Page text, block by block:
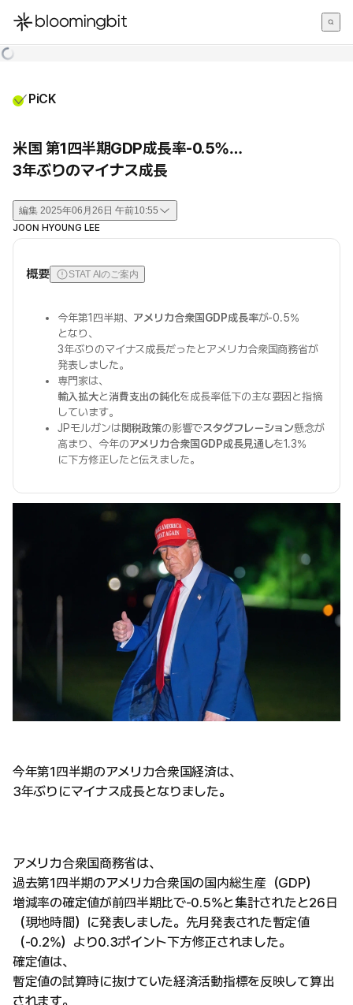
한국어
PiCK
米国 第1四半期GDP成長率-0.5%…
3年ぶりのマイナス成長
編集 2025年06月26日 午前10:55
JOON HYOUNG LEE
概要 STAT AIのご案内
今年第1四半期、 アメリカ合衆国GDP成長率が-0.5%
となり、
3年ぶりのマイナス成長だったとアメリカ合衆国商務省が
発表しました。
専門家は、
輸入拡大と消費支出の鈍化を成長率低下の主な要因と指摘
しています。
JPモルガンは関税政策の影響でスタグフレーション懸念が
高まり、今年のアメリカ合衆国GDP成長見通しを1.3%
に下方修正したと伝えました。
今年第1四半期のアメリカ合衆国経済は、
3年ぶりにマイナス成長となりました。
アメリカ合衆国商務省は、
過去第1四半期のアメリカ合衆国の国内総生産（GDP）
増減率の確定値が前四半期比で-0.5%と集計されたと26日
（現地時間）に発表しました。先月発表された暫定値
（-0.2%）より0.3ポイント下方修正されました。
確定値は、
暫定値の試算時に抜けていた経済活動指標を反映して算出
されます。